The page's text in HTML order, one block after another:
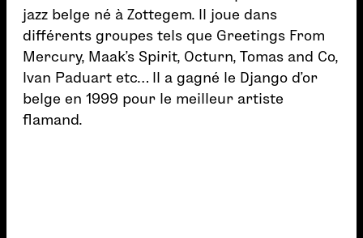
jazz belge né à Zottegem. Il joue dans
différents groupes tels que Greetings From
Mercury, Maak’s Spirit, Octurn, Tomas and Co,
Ivan Paduart etc… Il a gagné le Django d’or
belge en 1999 pour le meilleur artiste
flamand.